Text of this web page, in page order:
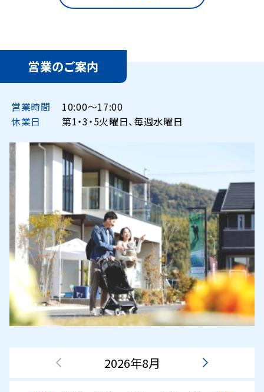
営業のご案内
営業時間
10:00〜17:00
休業日
第1・3・5火曜日、毎週水曜日
2026年8月